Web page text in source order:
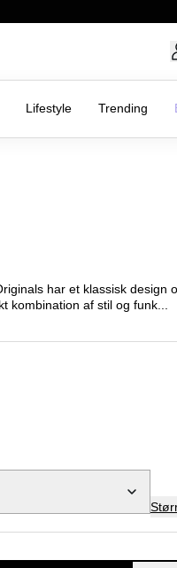
Lifestyle Trending
har et klassisk design
kombination af stil og funk...